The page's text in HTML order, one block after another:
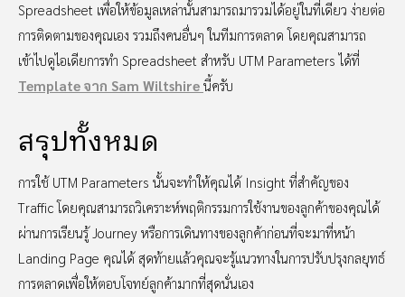
Spreadsheet เพื่อให้ข้อมูลเหล่านั้นสามารถมารวมได้อยู่ในที่เดียว ง่ายต่อ
การติดตามของคุณเอง รวมถึงคนอื่นๆ ในทีมการตลาด โดยคุณสามารถ
เข้าไปดูไอเดียการทำ Spreadsheet สำหรับ UTM Parameters ได้ที่
Template จาก Sam Wiltshire นี้ครับ
สรุปทั้งหมด
การใช้ UTM Parameters นั้นจะทำให้คุณได้ Insight ที่สำคัญของ
Traffic โดยคุณสามารถวิเคราะห์พฤติกรรมการใช้งานของลูกค้าของคุณได้
ผ่านการเรียนรู้ Journey หรือการเดินทางของลูกค้าก่อนที่จะมาที่หน้า
Landing Page คุณได้ สุดท้ายแล้วคุณจะรู้แนวทางในการปรับปรุงกลยุทธ์
การตลาดเพื่อให้ตอบโจทย์ลูกค้ามากที่สุดนั่นเอง